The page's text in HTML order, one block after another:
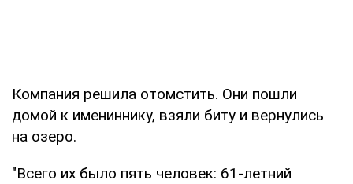
Компания решила отомстить. Они пошли
домой к имениннику, взяли биту и вернулись
на озеро.
"Всего их было пять человек: 61-летний